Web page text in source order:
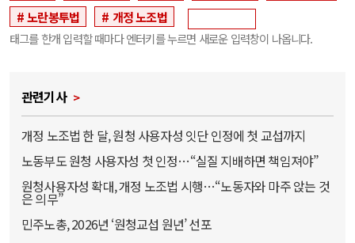
노란봉투법
개정 노조법
태그를 한개 입력할 때마다 엔터키를 누르면 새로운 입력창이 나옵니다.
관련기사
개정 노조법 한 달, 원청 사용자성 잇단 인정에 첫 교섭까지
노동부도 원청 사용자성 첫 인정…“실질 지배하면 책임져야”
원청사용자성 확대, 개정 노조법 시행…“노동자와 마주 앉는 것
은 의무”
민주노총, 2026년 ‘원청교섭 원년’ 선포